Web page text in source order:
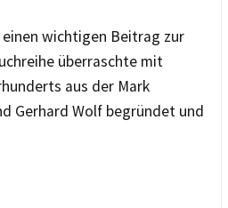
wichtigen Beitrag zur
überraschte mit
aus der Mark
Gerhard Wolf begründet und